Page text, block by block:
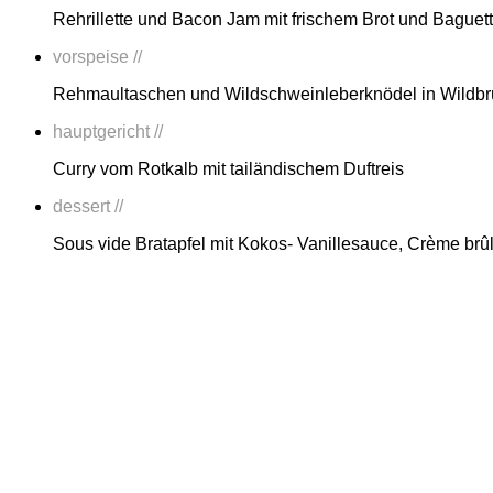
Rehrillette und Bacon Jam mit frischem Brot und
vorspeise //
Rehmaultaschen und Wildschweinleberknödel in
hauptgericht //
Curry vom Rotkalb mit tailändischem Duftreis
dessert //
Sous vide Bratapfel mit Kokos- Vanillesauce, Crème